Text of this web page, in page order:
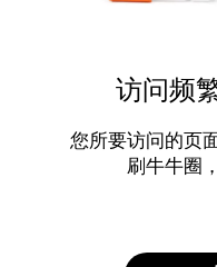
访问频
您所要访问的页
刷牛牛圈